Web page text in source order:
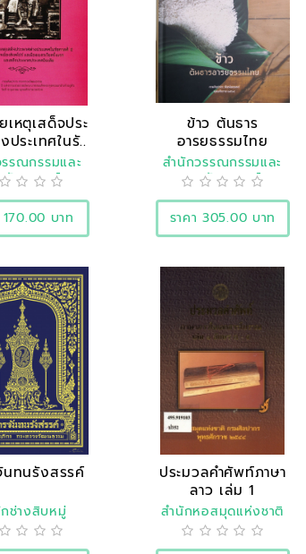
เหตุเสด็จประ
ประเทศในรั..
รณกรรมและ
วัติศาสตร์
170.00 บาท
ข้าว ต้นธาร
อารยธรรมไทย
สำนักวรรณกรรมและ
ประวัติศาสตร์
ราคา 305.00 บาท
ทนรังสรรค์
ช่างสิบหมู่
ประมวลคำศัพท์ภาษา
ลาว เล่ม 1
สำนักหอสมุดแห่งชาติ